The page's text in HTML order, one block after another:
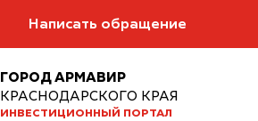
Написать обращение
ГОРОД АРМАВИР
КРАСНОДАРСКОГО КРАЯ
ИНВЕСТИЦИОННЫЙ ПОРТАЛ